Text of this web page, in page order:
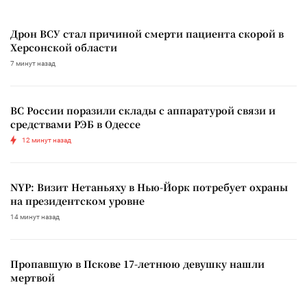
Дрон ВСУ стал причиной смерти пациента скорой в
Херсонской области
7 минут назад
ВС России поразили склады с аппаратурой связи и
средствами РЭБ в Одессе
12 минут назад
NYP: Визит Нетаньяху в Нью-Йорк потребует охраны
на президентском уровне
14 минут назад
Пропавшую в Пскове 17-летнюю девушку нашли
мертвой